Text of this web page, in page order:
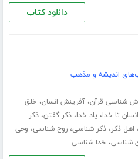
دانلود کتاب
اندیشه و مذهب
شناسی قرآن،آفرینش انسان، خلق
انسان تا خدا، یاد خدا،ذکر گفتن،ذکر
، اهل ذکر،ذکر شناسی،روح شناسی، وحی
شناسی، خدا شناسی